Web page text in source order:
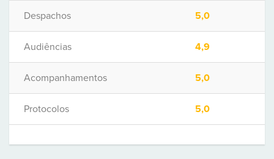
Despachos 5,0
Audiências 4,9
Acompanhamentos 5,0
Protocolos 5,0